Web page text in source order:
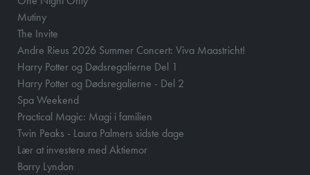
Mutiny
The Invite
Andre Rieus 2026 Summer Concert: Viva Maastricht!
Harry Potter og Dødsregalierne Del 1
Harry Potter og Dødsregalierne - Del 2
Spa Weekend
Practical Magic: Magi i familien
Twin Peaks - Laura Palmers sidste dage
Lær at investere med Aktiemor
Barry Lyndon